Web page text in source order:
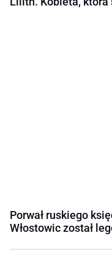
Porwał ruskiego
Włostowic został